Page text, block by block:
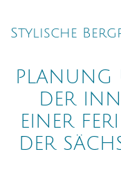
Stylische
PLANUNG
DER
EINER
DER